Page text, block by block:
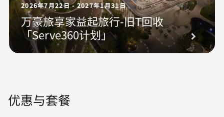
2026年7月22日 - 2027年1月31日
万豪旅享家益起旅行-旧T回收
「Serve360计划」
优惠与套餐